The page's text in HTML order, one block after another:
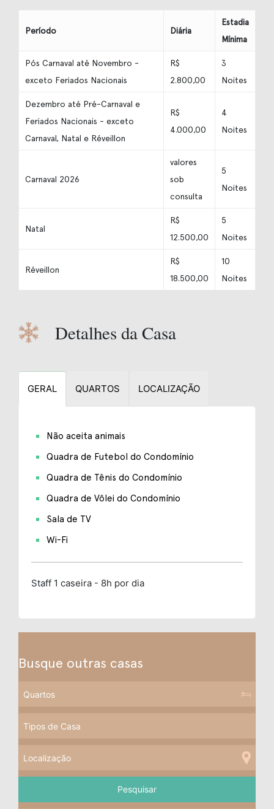
Período Diária
Estadia
Mínima
Pós Carnaval até Novembro -
exceto Feriados Nacionais
R$
2.800,00
3
Noites
Dezembro até Pré-Carnaval e
Feriados Nacionais - exceto
Carnaval, Natal e Réveillon
R$
4.000,00
4
Noites
Carnaval 2026
valores
sob
consulta
5
Noites
Natal
R$
12.500,00
5
Noites
Réveillon
R$
18.500,00
10
Noites
Detalhes da Casa
GERAL QUARTOS LOCALIZAÇÃO
Não aceita animais
Quadra de Futebol do Condomínio
Quadra de Tênis do Condomínio
Quadra de Vôlei do Condomínio
Sala de TV
Wi-Fi
Staff 1 caseira - 8h por dia
Busque outras casas